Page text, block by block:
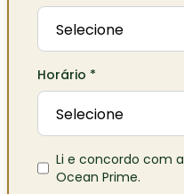
Horário *
Li e concordo com a
Ocean Prime.